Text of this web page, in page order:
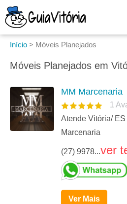
Início > Móveis Planejados
Móveis Planejados em
MM Marcenaria
1
Atende Vitória/ ES
Marcenaria
(27) 9978...ver
Ver Mais